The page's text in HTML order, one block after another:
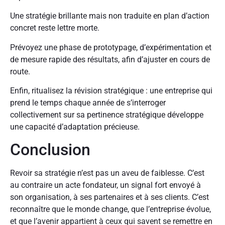
Une stratégie brillante mais non traduite en plan d’action
concret reste lettre morte.
Prévoyez une phase de prototypage, d’expérimentation et
de mesure rapide des résultats, afin d’ajuster en cours de
route.
Enfin, ritualisez la révision stratégique : une entreprise qui
prend le temps chaque année de s’interroger
collectivement sur sa pertinence stratégique développe
une capacité d’adaptation précieuse.
Conclusion
Revoir sa stratégie n’est pas un aveu de faiblesse. C’est
au contraire un acte fondateur, un signal fort envoyé à
son organisation, à ses partenaires et à ses clients. C’est
reconnaître que le monde change, que l’entreprise évolue,
et que l’avenir appartient à ceux qui savent se remettre en